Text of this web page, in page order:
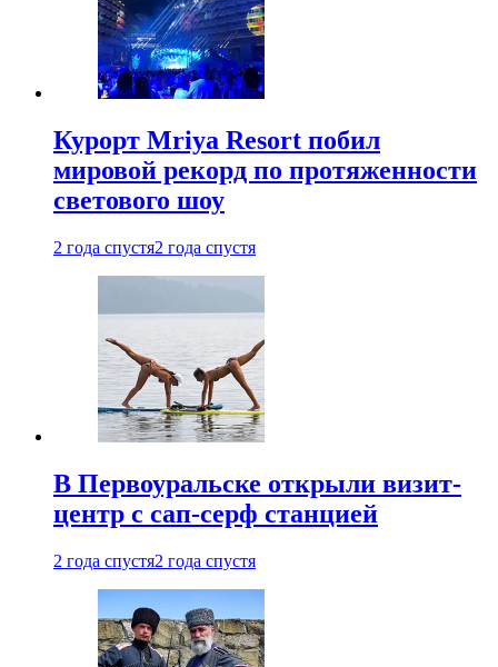
Курорт Mriya Resort побил
мировой рекорд по протяженности
светового шоу
2 года спустя2 года спустя
В Первоуральске открыли визит-
центр с сап-серф станцией
2 года спустя2 года спустя